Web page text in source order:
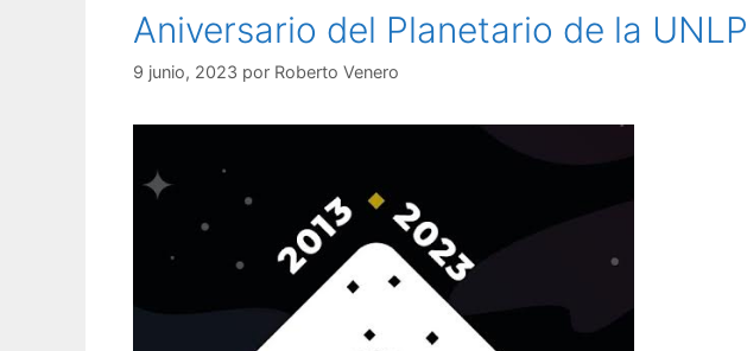
Aniversario del Planetario de la UNLP
9 junio, 2023 por Roberto Venero